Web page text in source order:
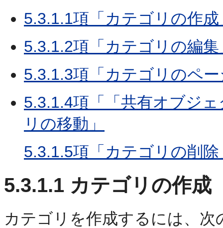
5.3.1.1項「カテゴリの作成
5.3.1.2項「カテゴリの編集
5.3.1.3項「カテゴリのペ
5.3.1.4項「「共有オブジ
リの移動」
5.3.1.5項「カテゴリの削除
5.3.1.1 カテゴリの作成
カテゴリを作成するには、次